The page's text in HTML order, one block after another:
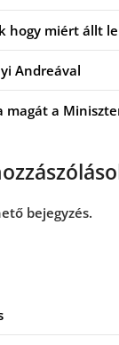
hogy miért állt
Andreával
magát a
bejegyzés.